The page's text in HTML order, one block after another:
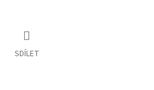
SDÍLET